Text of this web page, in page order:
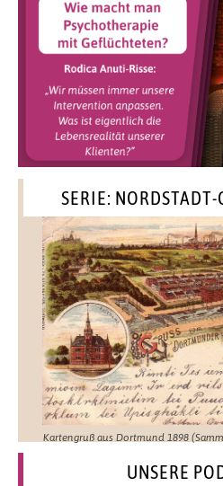
SERIE:
Kartengruß aus Dortmund 1898
UNSERE